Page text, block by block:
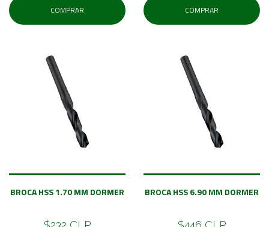
COMPRAR COMPRAR
BROCA HSS 1.70 MM DORMER BROCA HSS 6.90 MM DORMER